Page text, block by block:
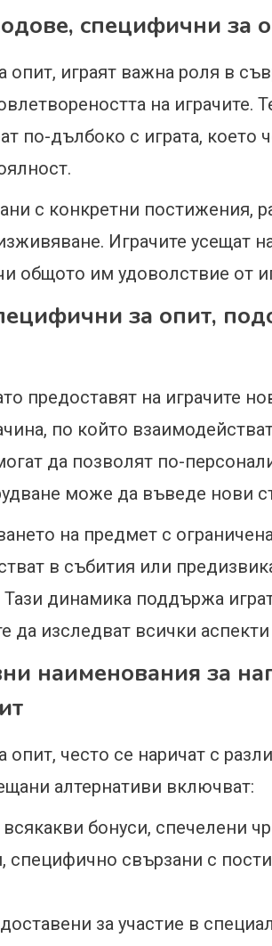
специфични за
опит, играят важна роля в
на играчите.
по-дълбоко с играта, което
с конкретни постижения,
Играчите усещат
общото им удоволствие от
за опит,
предоставят на играчите
по който взаимодействат
да позволят по-
може да въведе нови
на предмет с
в събития или
Тази динамика поддържа
да изследват всички аспекти
наименования за
често се наричат с
алтернативи включват:
бонуси, спечелени
специфично свързани с
за участие в